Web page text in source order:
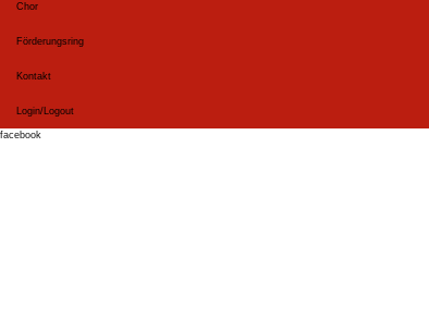
Chor
Förderungsring
Kontakt
Login/Logout
facebook